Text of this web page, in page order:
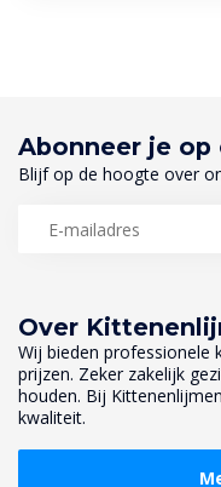
Over
Wij bieden professionele
prijzen. Zeker zakelijk
houden. Bij
kwaliteit.
Abonneer je
Blijf op de hoogte over